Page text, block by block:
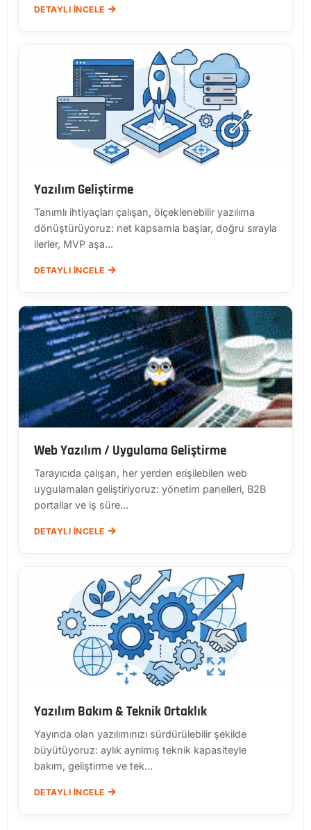
DETAYLI İNCELE
Yazılım Geliştirme
Tanımlı ihtiyaçları çalışan, ölçeklenebilir yazılıma
dönüştürüyoruz: net kapsamla başlar, doğru sırayla
ilerler, MVP aşa...
DETAYLI İNCELE
Web Yazılım / Uygulama Geliştirme
Tarayıcıda çalışan, her yerden erişilebilen web
uygulamaları geliştiriyoruz: yönetim panelleri, B2B
portallar ve iş süre...
DETAYLI İNCELE
Yazılım Bakım & Teknik Ortaklık
Yayında olan yazılımınızı sürdürülebilir şekilde
büyütüyoruz: aylık ayrılmış teknik kapasiteyle
bakım, geliştirme ve tek...
DETAYLI İNCELE